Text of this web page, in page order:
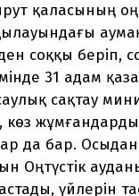
қаласының
соққы беріп,
31 адам
сақтау
көз
да бар. Осыдан
Оңтүстік
үйлерін